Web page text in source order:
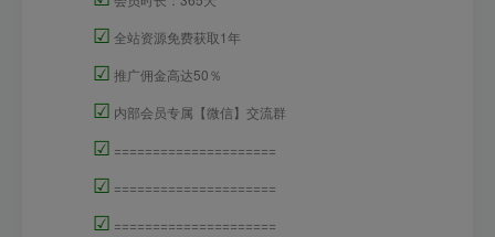
☑ 全站资源免费获取1年
☑ 推广佣金高达50％
☑ 内部会员专属【微信】交流群
☑ =====================
☑ =====================
☑ =====================